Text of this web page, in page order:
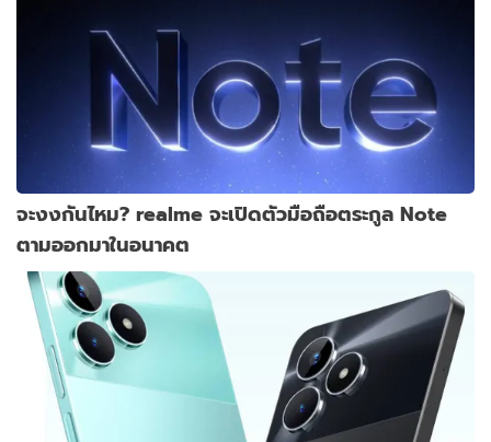
จะงงกันไหม? realme จะเปิดตัวมือถือตระกูล Note
ตามออกมาในอนาคต